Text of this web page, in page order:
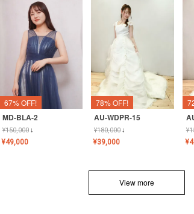
67% OFF!
MD-BLA-2
¥150,000↓
¥49,000
78% OFF!
AU-WDPR-15
¥180,000↓
¥39,000
¥
¥
View more